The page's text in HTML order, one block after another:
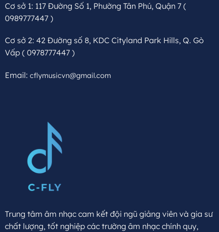
Cơ sở 1: 117 Đường Số 1, Phường Tân Phú, Quận 7 (
0989777447 )
Cơ sở 2: 42 Đường số 8, KDC Cityland Park Hills, Q. Gò
Vấp( 0978777447 )
Email: cflymusicvn@gmail.com
Trung tâm âm nhạc cam kết đội ngũ giảng viên và gia sư
chất lượng, tốt nghiệp các trường âm nhạc chính quy,